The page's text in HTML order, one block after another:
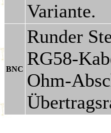
Variante.
BNC
Runder
RG58-
Ohm-